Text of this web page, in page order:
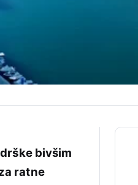
bivšim
ratne